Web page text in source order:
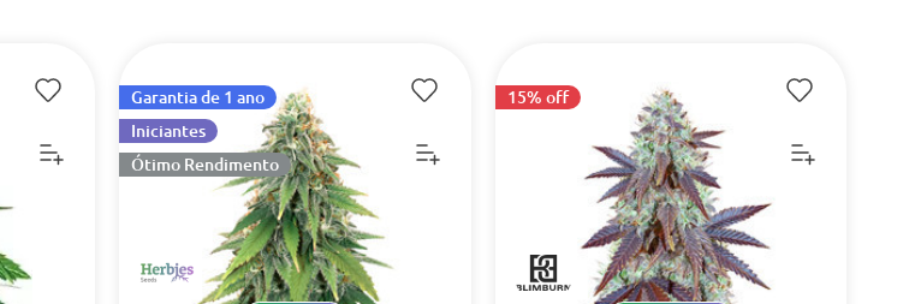
Garantia de 1 ano
Iniciantes
Ótimo Rendimento
15% off